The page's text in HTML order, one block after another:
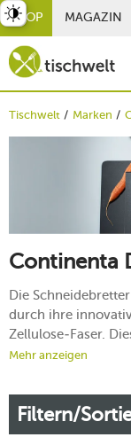
SHOP MAGAZIN
Tischwelt Marken
Continenta
Die
durch ihre
Zellulose-Faser.
Langlebigkeit und
Duracore setzt
Design.
Mehr erfahren!
Mehr anzeigen
Filtern/
umschalten